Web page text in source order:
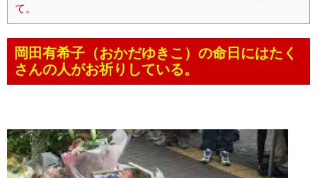
て。
岡田有希子（おかだゆきこ）の命日にはたく
さんの人がお祈りしている。